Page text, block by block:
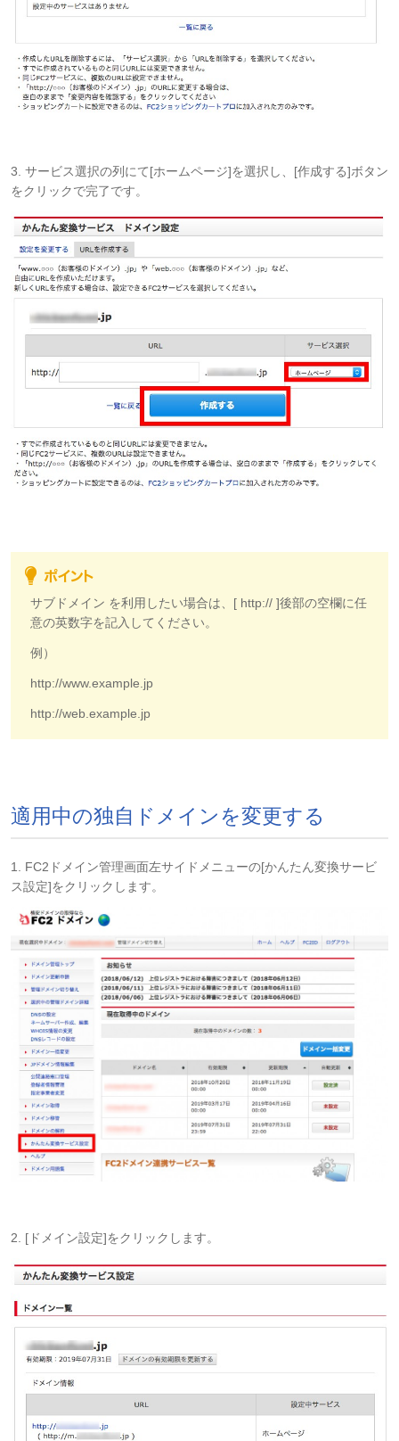
3. サービス選択の列にて[ホームページ]を選択し、[作成する]ボタン
をクリックで完了です。
サブドメイン を利用したい場合は、[ http:// ]後部の空欄に任
意の英数字を記入してください。
例）
http://www.example.jp
http://web.example.jp
適用中の独自ドメインを変更する
1. FC2ドメイン管理画面左サイドメニューの[かんたん変換サービ
ス設定]をクリックします。
2. [ドメイン設定]をクリックします。